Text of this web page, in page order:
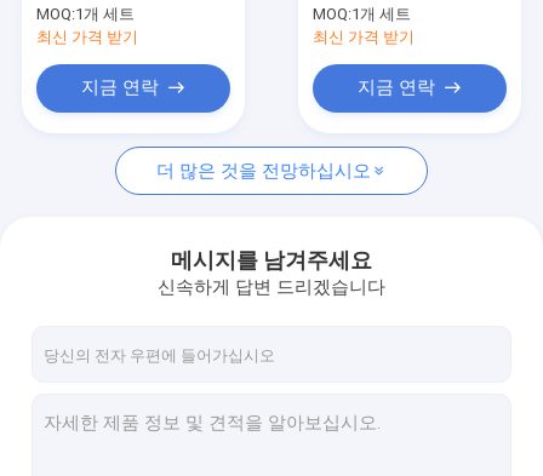
뉴스
모든 케이스
전기 모바일 랙
칸티레버 롤 아웃 래킹
MOQ:1개 세트
최신 가격 받기
지금 연락
MOQ:1개 세트
최신 가격 받기
지금 연락
더 많은 것을 전망하십시오
메시지를 남겨주세요
신속하게 답변 드리겠습니다